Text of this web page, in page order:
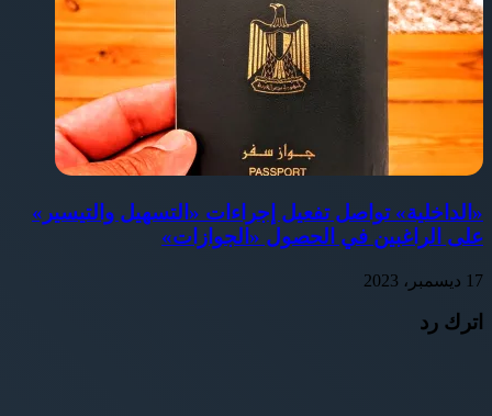
«الداخلية» تواصل تفعيل إجراءات «التسهيل والتيسير»
على الراغبين في الحصول «الجوازات»
17 ديسمبر، 2023
اترك رد